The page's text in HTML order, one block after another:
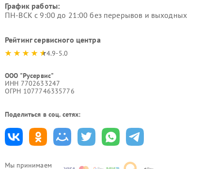
Мы принимаем
График работы:
ПН-ВСК с 9:00 до 21:00 без перерывов и выходных
Рейтинг сервисного центра
4.9-5.0
ООО "Русервис"
ИНН 7702633247
ОГРН 1077746335776
Поделиться в соц. сетях: